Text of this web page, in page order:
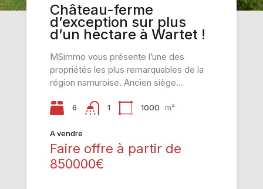
Château-ferme
d’exception sur plus
d’un hectare à Wartet !
MSimmo vous présente l’une des
propriétés les plus remarquables de la
région namuroise. Ancien siège…
6 1 1000 m²
A vendre
Faire offre à partir de
850000€
Terrain à bâtir de 66
ares 84 ca avec permis
d’urbanisme octroyé
Éghezée !
A vendre
Faire offre à partir de
495000€
Villa 4 façades
entièrement rénovée
avec vue exceptionnelle
chambres, 2 bureaux, 2
garages et immense
grenier aménageable
3